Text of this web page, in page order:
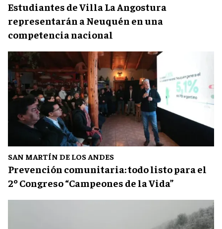
Estudiantes de Villa La Angostura
representarán a Neuquén en una
competencia nacional
SAN MARTÍN DE LOS ANDES
Prevención comunitaria: todo listo para el
2º Congreso “Campeones de la Vida”